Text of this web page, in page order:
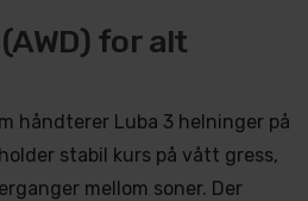
for alt
håndterer Luba 3 helninger på
stabil kurs på vått gress,
mellom soner. Der